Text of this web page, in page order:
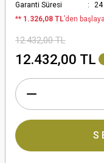
Garanti Süresi
24
** 1.326,08 TL’den
12.432,00 TL
12.432,00 TL